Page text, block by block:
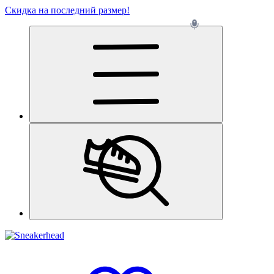
Скидка на последний размер!